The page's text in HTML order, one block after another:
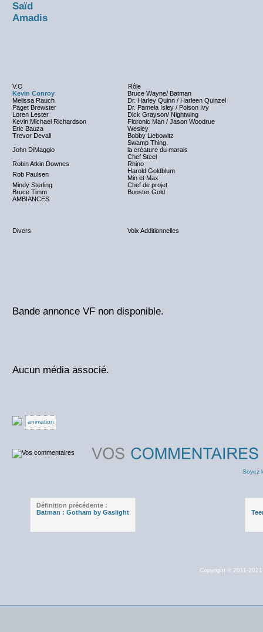
Saïd
Amadis
V.O
Rôle
Kevin Conroy
Bruce Wayne/ Batman
Melissa Rauch
Dr. Harley Quinn / Harleen Quinzel
Paget Brewster
Dr. Pamela Isley / Poison Ivy
Loren Lester
Dick Grayson/ Nightwing
Kevin Michael Richardson
Floronic Man / Jason Woodrue
Eric Bauza
Wesley
Trevor Devall
Bobby Liebowitz
John DiMaggio
Swamp Thing,
la créature du marais
Chef Steel
Robin Atkin Downes
Rhino
Rob Paulsen
Harold Goldblum
Min et Max
Mindy Sterling
Chef de projet
Bruce Timm
Booster Gold
AMBIANCES
Divers Voix Additionnelles
Bande annonce VF non disponible.
Aucun média associé.
animation
Soyez
Définition précédente :
Batman : Gotham by Gaslight
Copyright © 2011-